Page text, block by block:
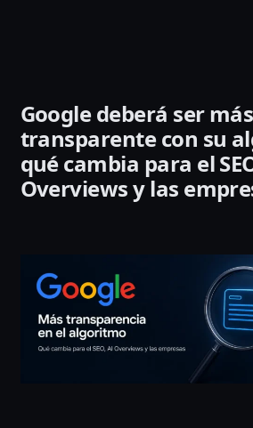
Google deberá ser más
transparente con su
qué cambia para el
Overviews y las